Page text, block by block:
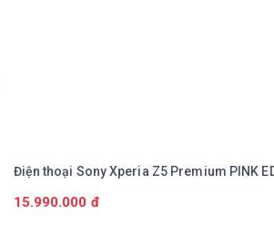
Điện thoại Sony Xperia Z5 Premium PINK
15.990.000 đ